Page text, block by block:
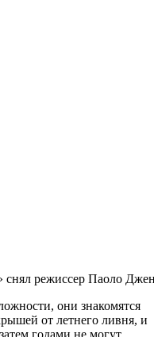
режиссер Паоло
они знакомятся
от летнего ливня, и
годами не могут